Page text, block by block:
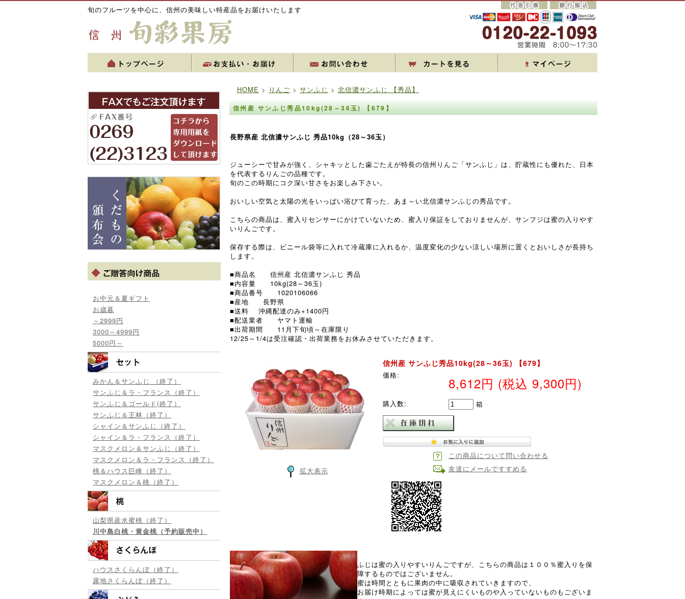
旬のフルーツを中心に、信州の美味しい特産品をお届けいたします
お中元＆夏ギフト
お歳暮
～2999円
3000～4999円
5000円～
みかん＆サンふじ （終了）
サンふじ＆ラ・フランス（終了）
サンふじ＆ゴールド(終了）
サンふじ＆王林（終了）
シャイン＆サンふじ（終了）
シャイン＆ラ・フランス（終了）
マスクメロン＆サンふじ（終了）
マスクメロン＆ラ・フランス（終了）
桃＆ハウス巨峰（終了）
マスクメロン＆桃（終了）
山梨県産水蜜桃（終了）
川中島白桃・黄金桃（予約販売中）
ハウスさくらんぼ（終了）
露地さくらんぼ（終了）
HOME > りんご > サンふじ > 北信濃サンふじ 【秀品】
信州産 サンふじ秀品10kg(28～36玉) 【679】
長野県産 北信濃サンふじ 秀品10kg（28～36玉）
ジューシーで甘みが強く、シャキッとした歯ごたえが特長の信州りんご「サンふじ」は、貯蔵性にも優れた、日本
を代表するりんごの品種です。
旬のこの時期にコク深い甘さをお楽しみ下さい。
おいしい空気と太陽の光をいっぱい浴びて育った、あま～い北信濃サンふじの秀品です。
こちらの商品は、蜜入りセンサーにかけていないため、蜜入り保証をしておりませんが、サンフジは蜜の入りやす
いりんごです。
保存する際は、ビニール袋等に入れて冷蔵庫に入れるか、温度変化の少ない涼しい場所に置くとおいしさが長持ち
します。
■商品名 信州産 北信濃サンふじ 秀品
■内容量 10kg(28～36玉)
■商品番号 1020106066
■産地 長野県
■送料 沖縄配達のみ+1400円
■配送業者 ヤマト運輸
■出荷期間 11月下旬頃～在庫限り
12/25～1/4は受注確認・出荷業務をお休みさせていただきます。
拡大表示
信州産 サンふじ秀品10kg(28～36玉) 【679】
価格: 8,612円 (税込 9,300円)
購入数: 箱
この商品について問い合わせる
友達にメールですすめる
ふじは蜜の入りやすいりんごですが、こちらの商品は１００％蜜入りを保
障するものではございません。
蜜は時間とともに果肉の中に吸収されていきますので、
お届け時期によっては蜜が見えにくいものや入っていないものもございま